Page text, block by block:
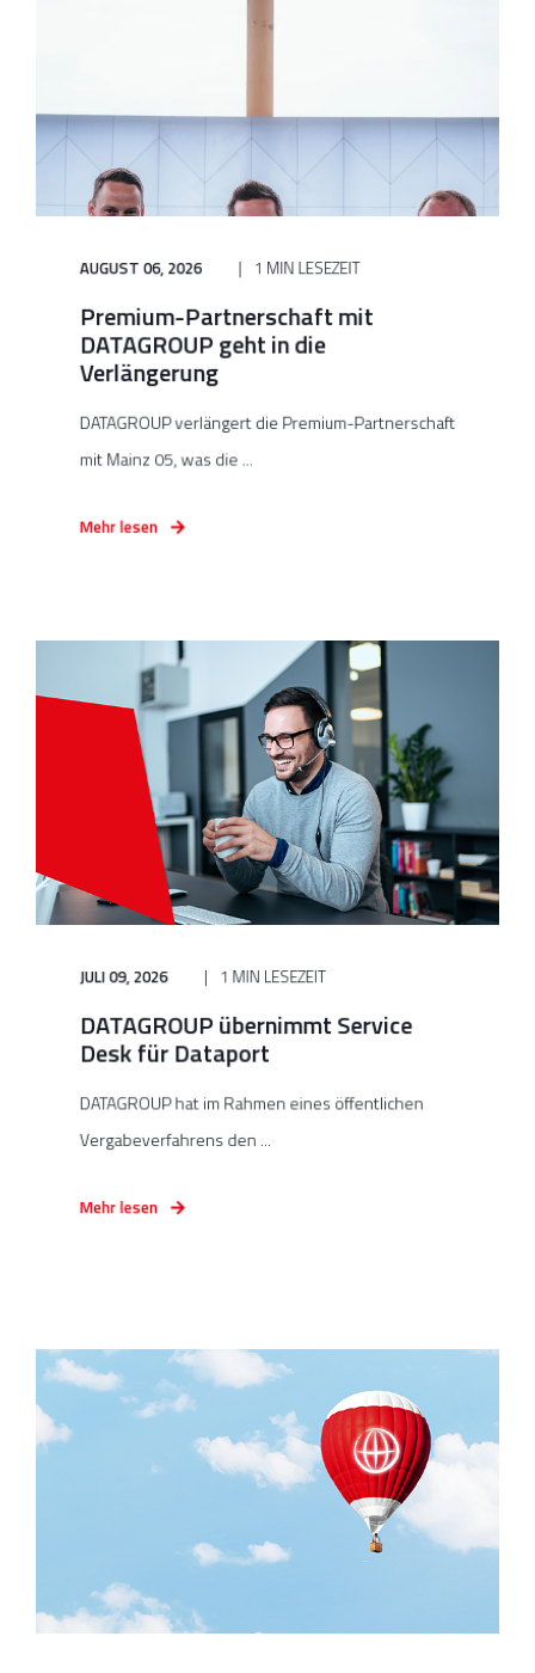
AUGUST 06, 2026 1 MIN LESEZEIT
Premium-Partnerschaft mit
DATAGROUP geht in die
Verlängerung
DATAGROUP verlängert die Premium-Partnerschaft
mit Mainz 05, was die ...
Mehr lesen
JULI 09, 2026 1 MIN LESEZEIT
DATAGROUP übernimmt Service
Desk für Dataport
DATAGROUP hat im Rahmen eines öffentlichen
Vergabeverfahrens den ...
Mehr lesen